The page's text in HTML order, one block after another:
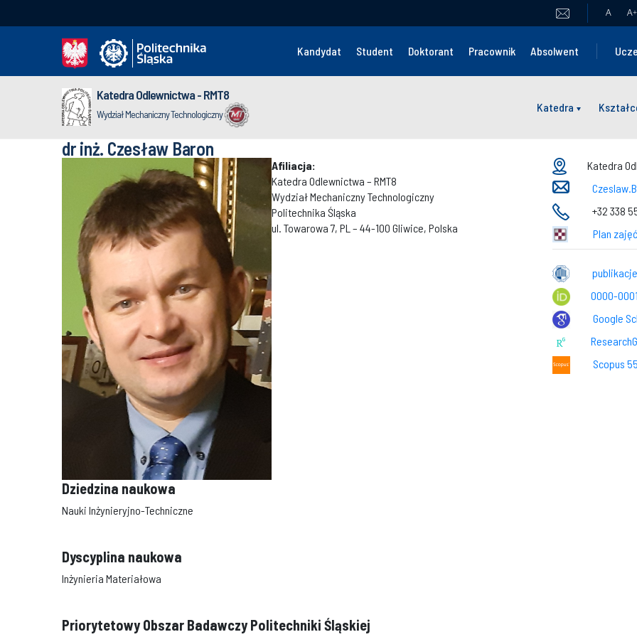
A A+
Kandydat Student Doktorant Pracownik Absolwent
Katedra Odlewnictwa - RMT8
Wydział Mechaniczny Technologiczny
Katedra
dr inż. Czesław Baron
Afiliacja:
Katedra Odlewnictwa – RMT8
Wydział Mechaniczny Technologiczny
Politechnika Śląska
ul. Towarowa 7, PL – 44-100 Gliwice, Polska
Katedra
+32 338
Plan
publikacje
0000-
Google
Scopus
Dziedzina naukowa
Nauki Inżynieryjno-Techniczne
Dyscyplina naukowa
Inżynieria Materiałowa
Priorytetowy Obszar Badawczy Politechniki Śląskiej